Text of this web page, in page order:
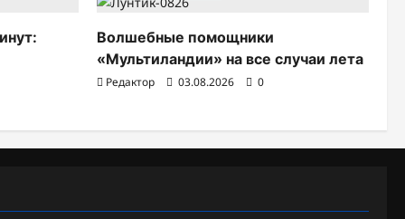
Волшебные помощники
«Мультиландии» на все случаи лета
Редактор 03.08.2026 0